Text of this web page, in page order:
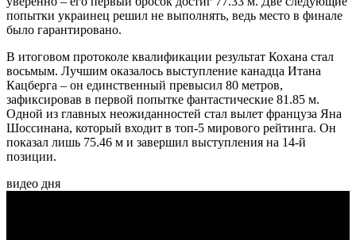
попытки украинец решил не выполнять, ведь место в финале
было гарантировано.
В итоговом протоколе квалификации результат Кохана стал
восьмым. Лучшим оказалось выступление канадца Итана
Кацберга – он единственный превысил 80 метров,
зафиксировав в первой попытке фантастические 81.85 м.
Одной из главных неожиданностей стал вылет француза Яна
Шоссинана, который входит в топ-5 мирового рейтинга. Он
показал лишь 75.46 м и завершил выступления на 14-й
позиции.
видео дня